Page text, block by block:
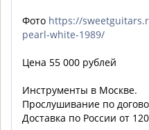
Фото https://
pearl-white-1989/
Цена 55 000 рублей
Инструменты в Москве.
Прослушивание по
Доставка по России от